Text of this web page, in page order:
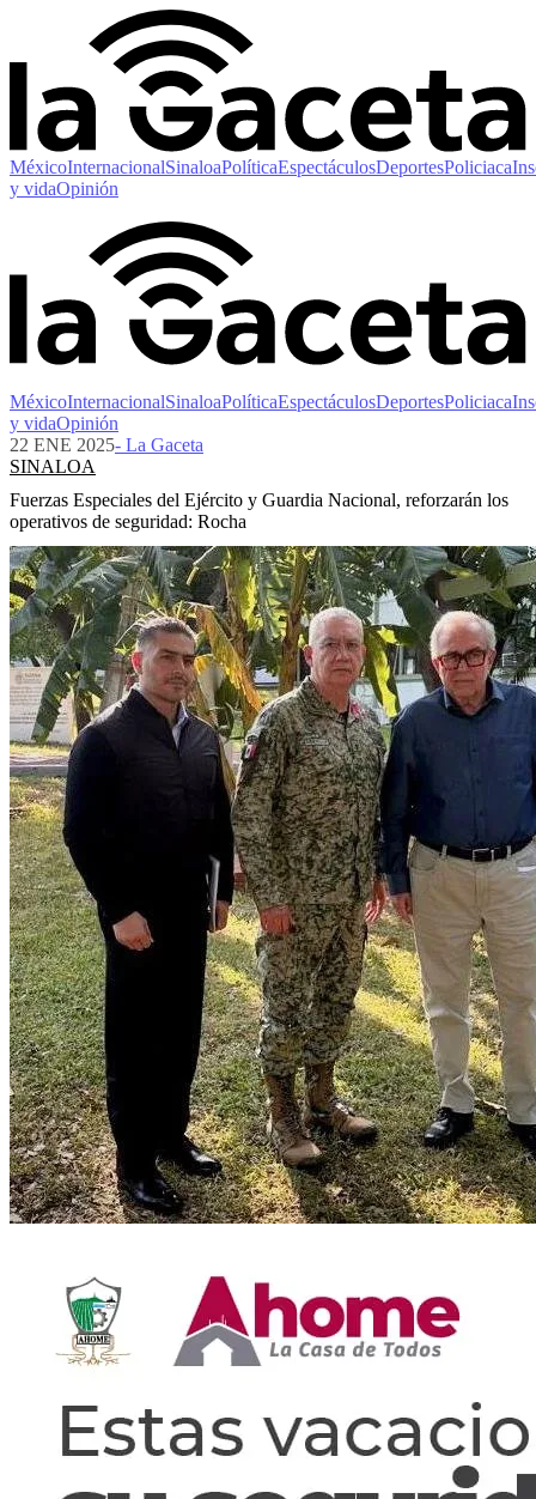
MéxicoInternacionalSinaloaPolíticaEspectáculosDeportesPoliciaca
y vidaOpinión
MéxicoInternacionalSinaloaPolíticaEspectáculosDeportesPoliciaca
y vidaOpinión
22 ENE 2025- La Gaceta
SINALOA
Fuerzas Especiales del Ejército y Guardia Nacional, reforzarán los
operativos de seguridad: Rocha